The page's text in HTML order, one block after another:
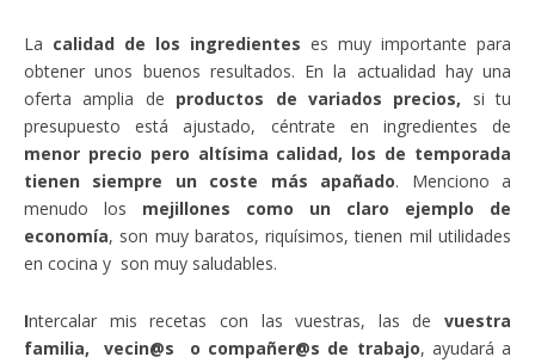
La calidad de los ingredientes es muy importante para
obtener unos buenos resultados. En la actualidad hay una
oferta amplia de productos de variados precios, si tu
presupuesto está ajustado, céntrate en ingredientes de
menor precio pero altísima calidad, los de temporada
tienen siempre un coste más apañado. Menciono a
menudo los mejillones como un claro ejemplo de
economía, son muy baratos, riquísimos, tienen mil utilidades
en cocina y son muy saludables.
Intercalar mis recetas con las vuestras, las de vuestra
familia, vecin@s o compañer@s de trabajo, ayudará a